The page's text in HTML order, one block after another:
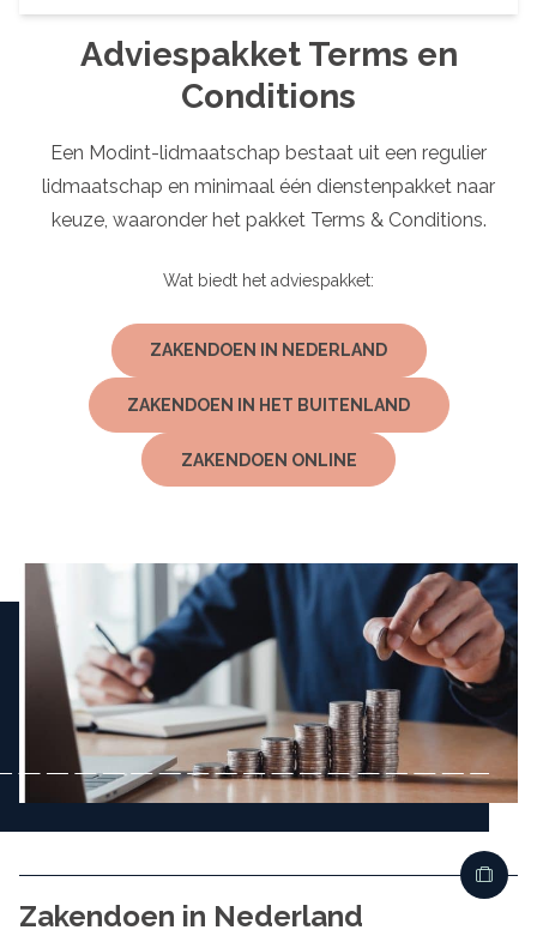
Adviespakket Terms en
Conditions
Een Modint-lidmaatschap bestaat uit een regulier
lidmaatschap en minimaal één dienstenpakket naar
keuze, waaronder het pakket Terms & Conditions.
Wat biedt het adviespakket:
ZAKENDOEN IN NEDERLAND
ZAKENDOEN IN HET BUITENLAND
ZAKENDOEN ONLINE
Zakendoen in Nederland